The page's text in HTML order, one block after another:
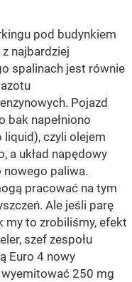
pod budynkiem
najbardziej
spalinach jest równie
Pojazd
bak napełniono
czyli olejem
a układ napędowy
paliwa.
pracować na tym
Ale jeśli parę
my to zrobiliśmy, efekt
szef zespołu
Euro 4 nowy
250 mg